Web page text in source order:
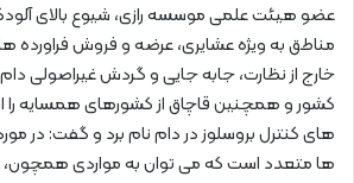
عضو هیئت علمی موسسه رازی، شیوع بالای
مناطق به ویژه عشایری، عرضه و فروش فراورده
خارج از نظارت، جابه جایی و گردش غیراصولی
کشور و همچنین قاچاق از کشورهای همسایه را
های کنترل بروسلوز در دام نام برد و گفت: در
ها متعدد است که می توان به مواردی همچون،